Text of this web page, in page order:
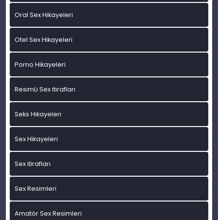
Oral Sex Hikayeleri
Otel Sex Hikayeleri
Porno Hikayeleri
ResimLi Sex itirafları
Seks Hikayeleri
Sex Hikayeleri
Sex itirafları
Sex Resimleri
Amatör Sex Resimleri